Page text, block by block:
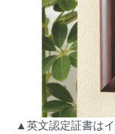
▲英文認定証書は